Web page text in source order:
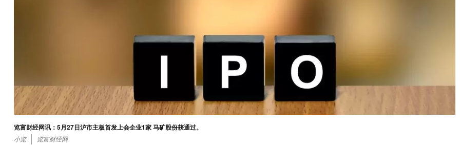
览富财经网讯：5月27日沪市主板首发上会企业1家 马矿股份获通过。
小览 览富财经网